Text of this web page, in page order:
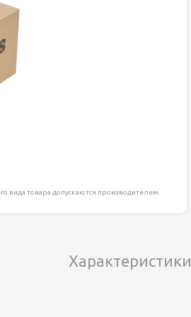
на
вида товара допускаются производителем.
Характеристики